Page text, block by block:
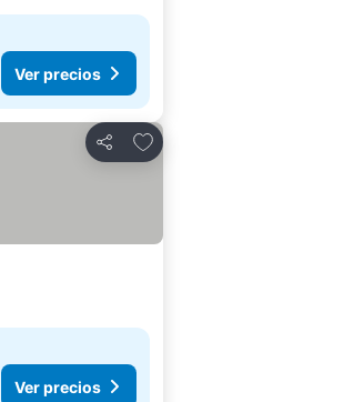
Ver precios
Compartir
Agregar a favoritos
Ver precios